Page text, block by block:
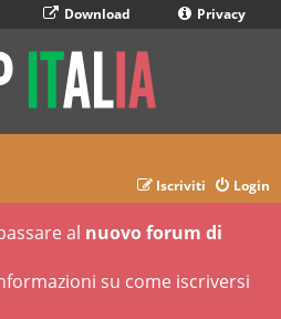
Download Privacy
Login
Iscriviti
al nuovo forum di
su come iscriversi